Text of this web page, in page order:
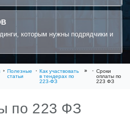
которым нужны подрядчики и
Полезные
статьи
Как участвовать
в тендерах по
223-ФЗ
Сроки
оплаты по
223 ФЗ
по 223 ФЗ